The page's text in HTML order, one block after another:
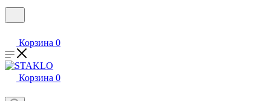
Корзина 0
Корзина 0